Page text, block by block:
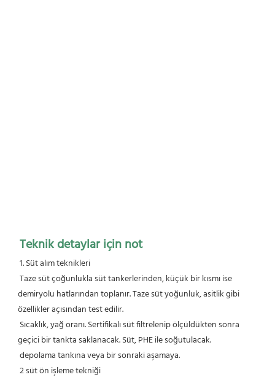
Teknik detaylar için not
1. Süt alım teknikleri
demiryolu hatlarından toplanır. Taze süt yoğunluk, asitlik gibi
özellikler açısından test edilir.
geçici bir tankta saklanacak. Süt, PHE ile soğutulacak.
depolama tankına veya bir sonraki aşamaya.
2 süt ön işleme tekniği